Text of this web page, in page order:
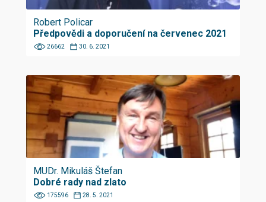
Robert Policar
Předpovědi a doporučení na červenec 2021
26662 30. 6. 2021
MUDr. Mikuláš Štefan
Dobré rady nad zlato
175596 28. 5. 2021